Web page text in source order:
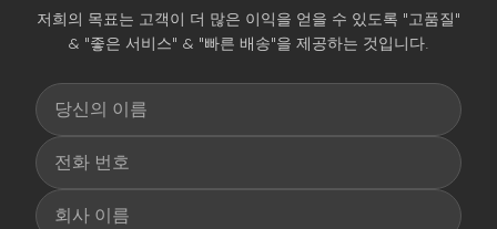
저희의 목표는 고객이 더 많은 이익을 얻을 수 있도록 "고품질"
& "좋은 서비스" & "빠른 배송"을 제공하는 것입니다.